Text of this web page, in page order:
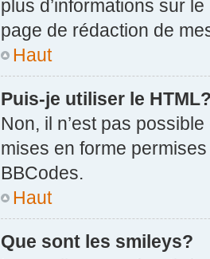
plus d’informations sur
page de rédaction de
Haut
Puis-je utiliser le
Non, il n’est pas
mises en forme
BBCodes.
Haut
Que sont les smileys?